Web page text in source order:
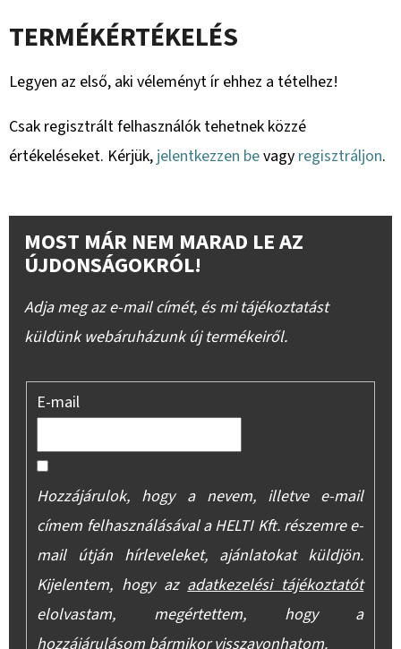
TERMÉKÉRTÉKELÉS
Legyen az első, aki véleményt ír ehhez a tételhez!
Csak regisztrált felhasználók tehetnek közzé
értékeléseket. Kérjük, jelentkezzen bevagy regisztráljon.
MOST MÁR NEM MARAD LE AZ
ÚJDONSÁGOKRÓL!
Adja meg az e-mail címét, és mi tájékoztatást
küldünk webáruházunk új termékeiről.
E-mail
Hozzájárulok, hogy a nevem, illetve e-mail
címem felhasználásával a HELTI Kft. részemre e-
mail útján hírleveleket, ajánlatokat küldjön.
Kijelentem, hogy az adatkezelési tájékoztatót
elolvastam, megértettem, hogy a
hozzájárulásom bármikor visszavonhatom.